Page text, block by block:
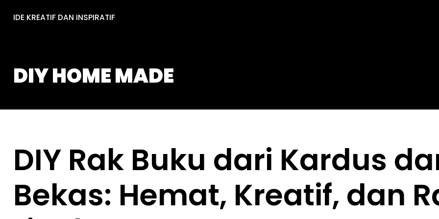
IDE KREATIF DAN INSPIRATIF
DIY HOME MADE
DIY Rak Buku dari Kardus
Bekas: Hemat, Kreatif, dan